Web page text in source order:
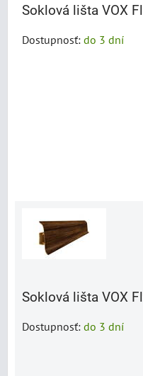
Soklová lišta VOX
Dostupnosť: do 3 dní
Soklová lišta VOX
Dostupnosť: do 3 dní